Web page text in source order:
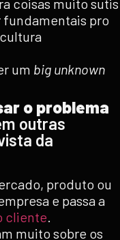
coisas muito sutis
pro
um big unknown
o problema
outras
da
produto ou
e passa a
cliente.
muito sobre os